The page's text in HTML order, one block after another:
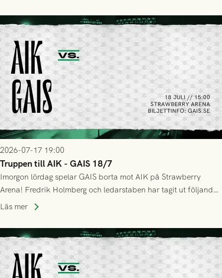
lyckades få in 2-0.
2026-07-17 19:00
Truppen till AIK - GAIS 18/7
Imorgon lördag spelar GAIS borta mot AIK på Strawberry
Arena! Fredrik Holmberg och ledarstaben har tagit ut följande
trupp till matchen:
Läs mer